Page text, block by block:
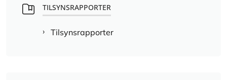
TILSYNSRAPPORTER
Tilsynsrapporter